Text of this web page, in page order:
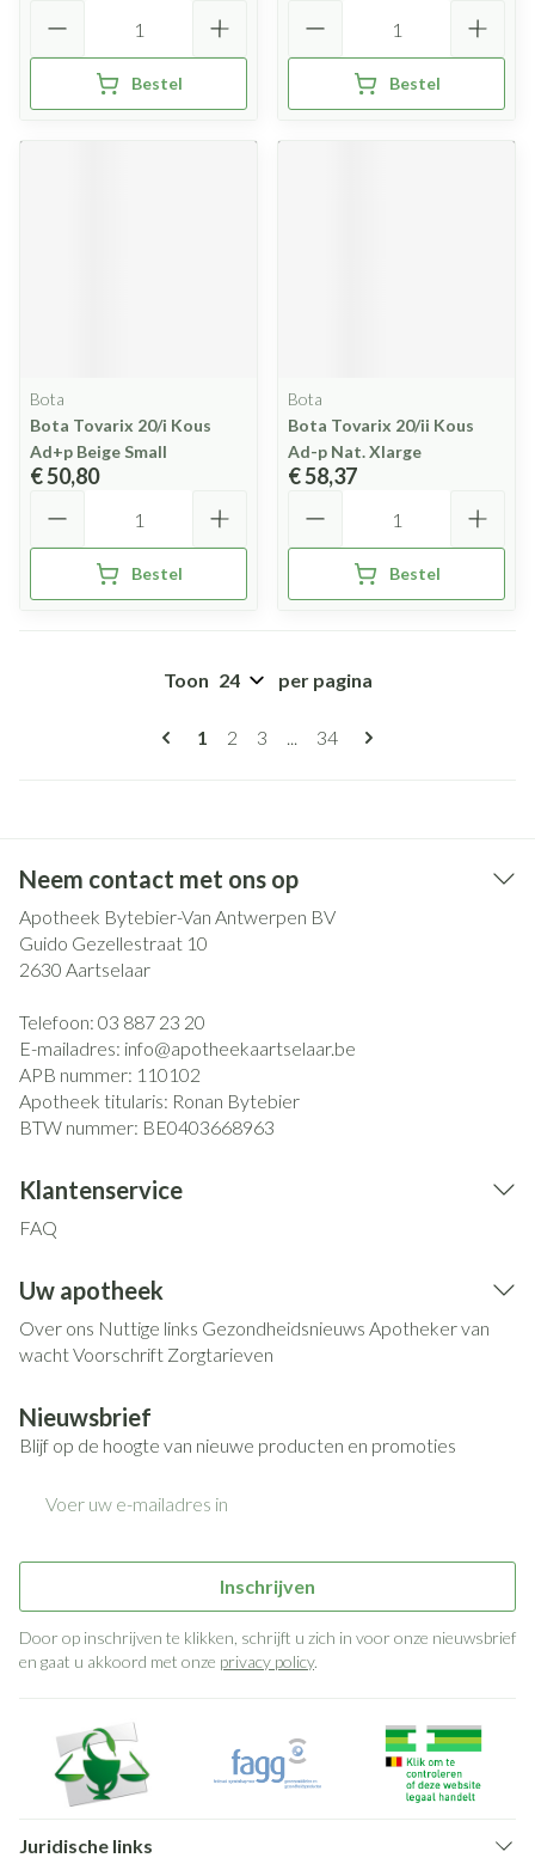
Bestel Bestel
Bota
Bota Tovarix 20/i Kous
Ad+p Beige Small
€ 50,80
Bestel
Bota
Bota Tovarix 20/ii Kous
Ad-p Nat. Xlarge
€ 58,37
Bestel
Pagina's
U lees momenteel pagina
1 Pagina
2 Pagina
3 ... Pagina
34
Toon per pagina
Neem contact met ons op
Apotheek Bytebier-Van Antwerpen BV
Guido Gezellestraat 10
2630 Aartselaar
Telefoon: 03 887 23 20
E-mailadres: info@apotheekaartselaar.be
APB nummer: 110102
Apotheek titularis: Ronan Bytebier
BTW nummer: BE0403668963
Klantenservice
FAQ
Uw apotheek
Over ons Nuttige links Gezondheidsnieuws Apotheker van
wachtVoorschrift Zorgtarieven
Nieuwsbrief
Blijf op de hoogte van nieuwe producten en promoties
Inschrijven
Door op inschrijven te klikken, schrijft u zich in voor onze nieuwsbrief
en gaat u akkoord met onze privacy policy.
Juridische links